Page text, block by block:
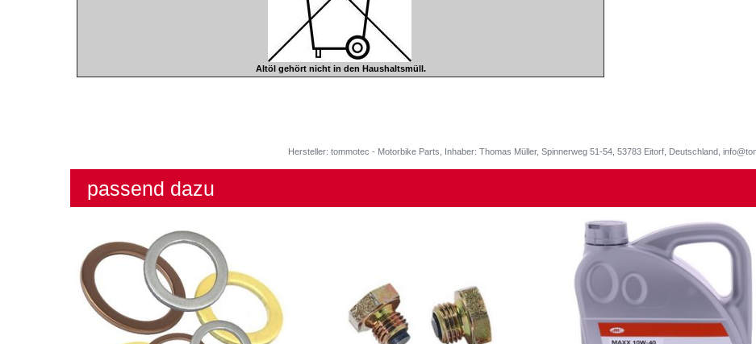
Altöl gehört nicht in den Haushaltsmüll.
Hersteller: tommotec - Motorbike Parts, Inhaber: Thomas Müller, Spinnerweg 51-54, 53783 Eitorf, Deutschland,
passend dazu